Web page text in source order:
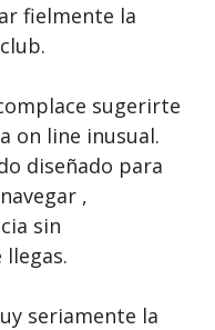
fielmente la
sugerirte
on line inusual.
diseñado para
,
sin
llegas.
seriamente la